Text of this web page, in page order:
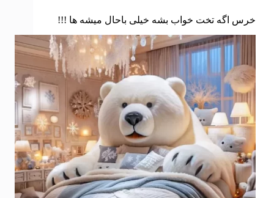
خرس اگه تخت خواب بشه خیلی باحال میشه ها !!!